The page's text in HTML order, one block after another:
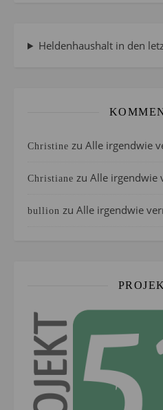
Heldenhaushalt in den
Christine zu Alle irgendwie
Christiane zu Alle irgendwie
bullion zu Alle irgendwie